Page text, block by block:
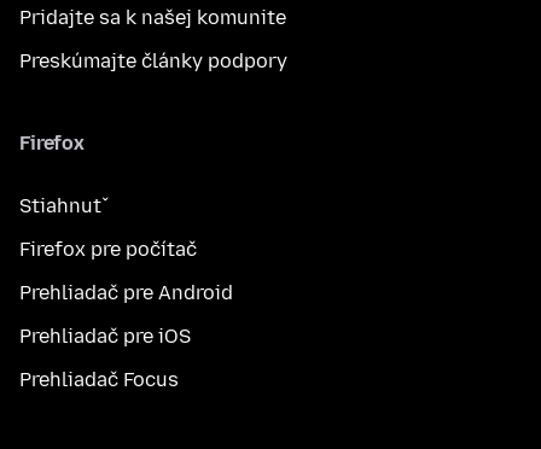
Pridajte sa k našej komunite
Preskúmajte články podpory
Firefox
Stiahnuť
Firefox pre počítač
Prehliadač pre Android
Prehliadač pre iOS
Prehliadač Focus